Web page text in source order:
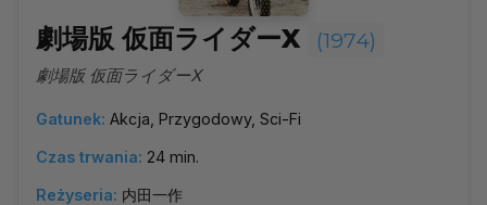
劇場版 仮面ライダーX (1974)
劇場版 仮面ライダーX
Gatunek: Akcja, Przygodowy, Sci-Fi
Czas trwania: 24 min.
Reżyseria: 内田一作